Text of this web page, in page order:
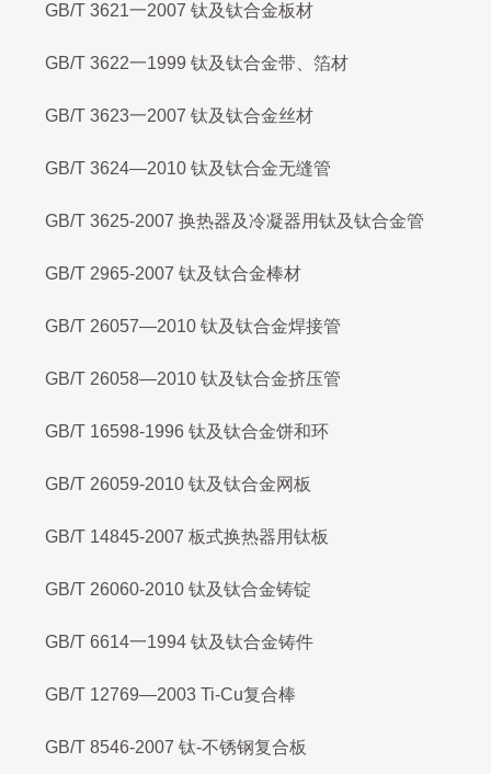
GB/T 3621一2007 钛及钛合金板材
GB/T 3622一1999 钛及钛合金带、箔材
GB/T 3623一2007 钛及钛合金丝材
GB/T 3624—2010 钛及钛合金无缝管
GB/T 3625-2007 换热器及冷凝器用钛及钛合金管
GB/T 2965-2007 钛及钛合金棒材
GB/T 26057—2010 钛及钛合金焊接管
GB/T 26058—2010 钛及钛合金挤压管
GB/T 16598-1996 钛及钛合金饼和环
GB/T 26059-2010 钛及钛合金网板
GB/T 14845-2007 板式换热器用钛板
GB/T 26060-2010 钛及钛合金铸锭
GB/T 6614一1994 钛及钛合金铸件
GB/T 12769—2003 Ti-Cu复合棒
GB/T 8546-2007 钛-不锈钢复合板